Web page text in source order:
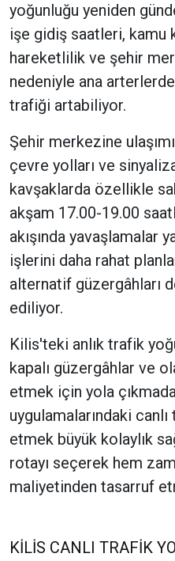
yoğunluğu yeniden
işe gidiş saatleri, kamu
hareketlilik ve şehir
nedeniyle ana
trafiği artabiliyor.
Şehir merkezine
çevre yolları ve
kavşaklarda özellikle
akşam 17.00-19.00
akışında yavaşlamalar
işlerini daha rahat
alternatif güzergâhları
ediliyor.
Kilis'teki anlık trafik
kapalı güzergâhlar ve
etmek için yola
uygulamalarındaki
etmek büyük kolaylık
rotayı seçerek hem
maliyetinden tasarruf
KİLİS CANLI TRAFİK